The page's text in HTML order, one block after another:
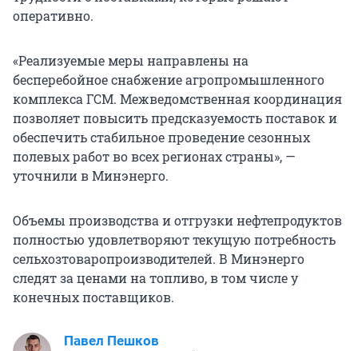
оперативно.
«Реализуемые меры направлены на
бесперебойное снабжение агропромышленного
комплекса ГСМ. Межведомственная координация
позволяет повысить предсказуемость поставок и
обеспечить стабильное проведение сезонных
полевых работ во всех регионах страны», —
уточнили в Минэнерго.
Объемы производства и отгрузки нефтепродуктов
полностью удовлетворяют текущую потребность
сельхозтоваропроизводителей. В Минэнерго
следят за ценами на топливо, в том числе у
конечных поставщиков.
Павел Пешков